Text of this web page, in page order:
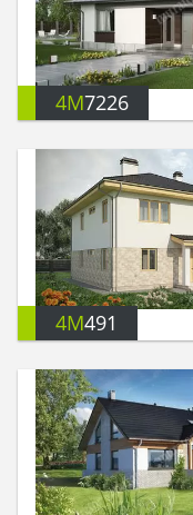
4M7226
4M491